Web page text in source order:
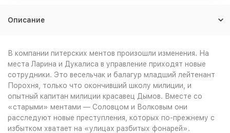
Описание
В компании питерских ментов произошли изменения. На
места Ларина и Дукалиса в управление приходят новые
сотрудники. Это весельчак и балагур младший лейтенант
Порохня, только что окончивший школу милиции, и
опытный капитан милиции красавец Дымов. Вместе со
«старыми» ментами — Соловцом и Волковым они
расследуют новые преступления, которых по-прежнему с
избытком хватает на «улицах разбитых фонарей».